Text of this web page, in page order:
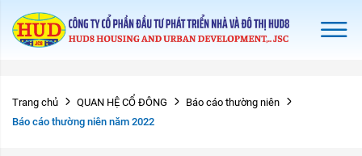
Trang chủ QUAN HỆ CỔ ĐÔNG
Báo cáo thường niên
Báo cáo thường niên năm 2022